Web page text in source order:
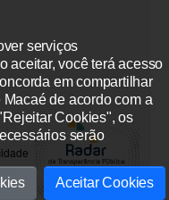
serviços
aceitar, você terá acesso
em compartilhar
de acordo com a
Cookies", os
serão
Aceitar Cookies